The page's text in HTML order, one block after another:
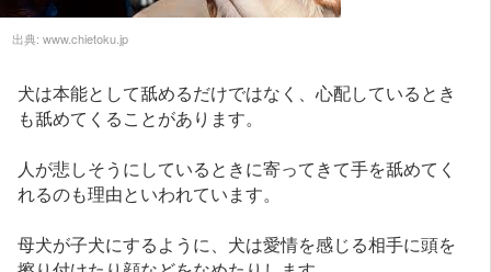
出典: www.chietoku.jp
犬は本能として舐めるだけではなく、心配しているとき
も舐めてくることがあります。
人が悲しそうにしているときに寄ってきて手を舐めてく
れるのも理由といわれています。
母犬が子犬にするように、犬は愛情を感じる相手に頭を